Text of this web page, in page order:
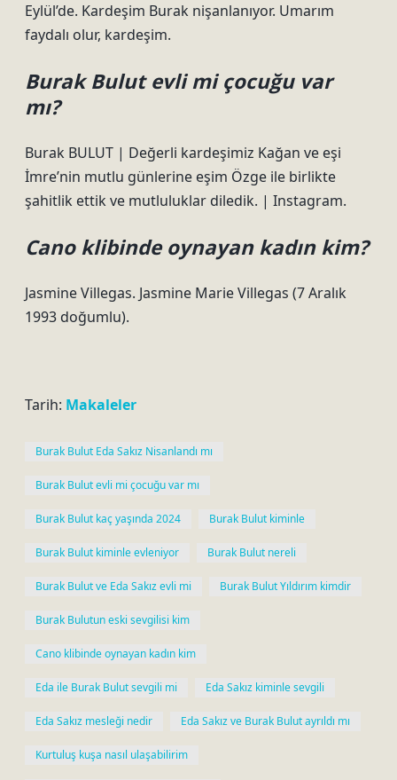
Eylül’de. Kardeşim Burak nişanlanıyor. Umarım
faydalı olur, kardeşim.
Burak Bulut evli mi çocuğu var
mı?
Burak BULUT | Değerli kardeşimiz Kağan ve eşi
İmre’nin mutlu günlerine eşim Özge ile birlikte
şahitlik ettik ve mutluluklar diledik. | Instagram.
Cano klibinde oynayan kadın kim?
Jasmine Villegas. Jasmine Marie Villegas (7 Aralık
1993 doğumlu).
Tarih: Makaleler
Burak Bulut Eda Sakız Nisanlandı mı
Burak Bulut evli mi çocuğu var mı
Burak Bulut kaç yaşında 2024 Burak Bulut kiminle
Burak Bulut kiminle evleniyor Burak Bulut nereli
Burak Bulut ve Eda Sakız evli mi Burak Bulut Yıldırım kimdir
Burak Bulutun eski sevgilisi kim
Cano klibinde oynayan kadın kim
Eda ile Burak Bulut sevgili mi Eda Sakız kiminle sevgili
Eda Sakız mesleği nedir Eda Sakız ve Burak Bulut ayrıldı mı
Kurtuluş kuşa nasıl ulaşabilirim